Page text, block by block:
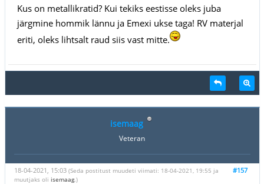
Kus on metallikratid? Kui tekiks eestisse oleks juba
järgmine hommik lännu ja Emexi ukse taga! RV materjal
eriti, oleks lihtsalt raud siis vast mitte.
isemaag
Veteran
#157
18-04-2021, 15:03 (Seda postitust muudeti viimati: 18-04-2021, 19:55 ja
muutjaks oli isemaag.)